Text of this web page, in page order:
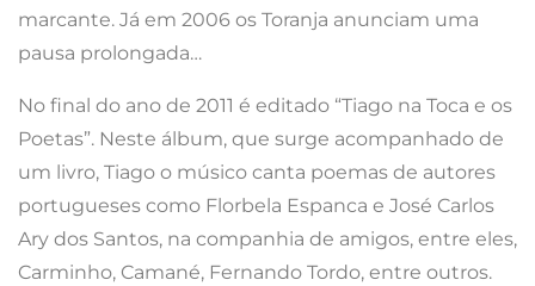
marcante. Já em 2006 os Toranja anunciam uma
pausa prolongada…
No final do ano de 2011 é editado “Tiago na Toca e os
Poetas”. Neste álbum, que surge acompanhado de
um livro, Tiago o músico canta poemas de autores
portugueses como Florbela Espanca e José Carlos
Ary dos Santos, na companhia de amigos, entre eles,
Carminho, Camané, Fernando Tordo, entre outros.